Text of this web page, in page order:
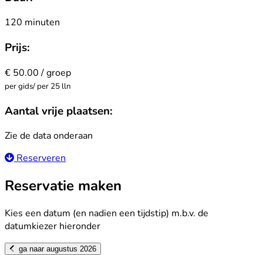
120 minuten
Prijs:
€ 50.00 / groep
per gids/ per 25 lln
Aantal vrije plaatsen:
Zie de data onderaan
Reserveren
Reservatie maken
Kies een datum (en nadien een tijdstip) m.b.v. de
datumkiezer hieronder
ga naar augustus 2026